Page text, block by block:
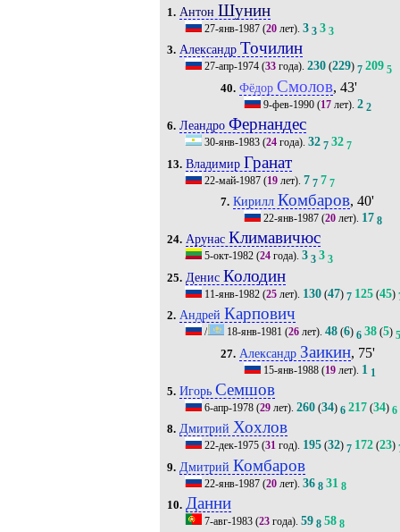
1. Антон Шунин
27-янв-1987(20лет). 3 3 3 3
3. Александр Точилин
27-апр-1974(33года). 230(229) 7 209 5
40. Фёдор Смолов, 43'
9-фев-1990 (17 лет).2 2
6. Леандро Фернандес
30-янв-1983(24года). 32 7 32 7
13. Владимир Гранат
22-май-1987(19лет). 7 7 7 7
7. Кирилл Комбаров, 40'
22-янв-1987 (20 лет). 17 8
24. Арунас Климавичюс
5-окт-1982(24года). 3 3 3 3
25. Денис Колодин
11-янв-1982(25лет). 130(47) 7 125(45)
2. Андрей Карпович
/ 18-янв-1981 (26лет). 48(6) 6 38(5) 5
27. Александр Заикин, 75'
15-янв-1988 (19 лет). 1 1
5. Игорь Семшов
6-апр-1978(29лет). 260(34) 6 217(34) 6
8. Дмитрий Хохлов
22-дек-1975(31год). 195(32) 7 172(23)
9. Дмитрий Комбаров
22-янв-1987(20лет). 36 8 31 8
10. Данни
7-авг-1983(23года). 59 8 58 8